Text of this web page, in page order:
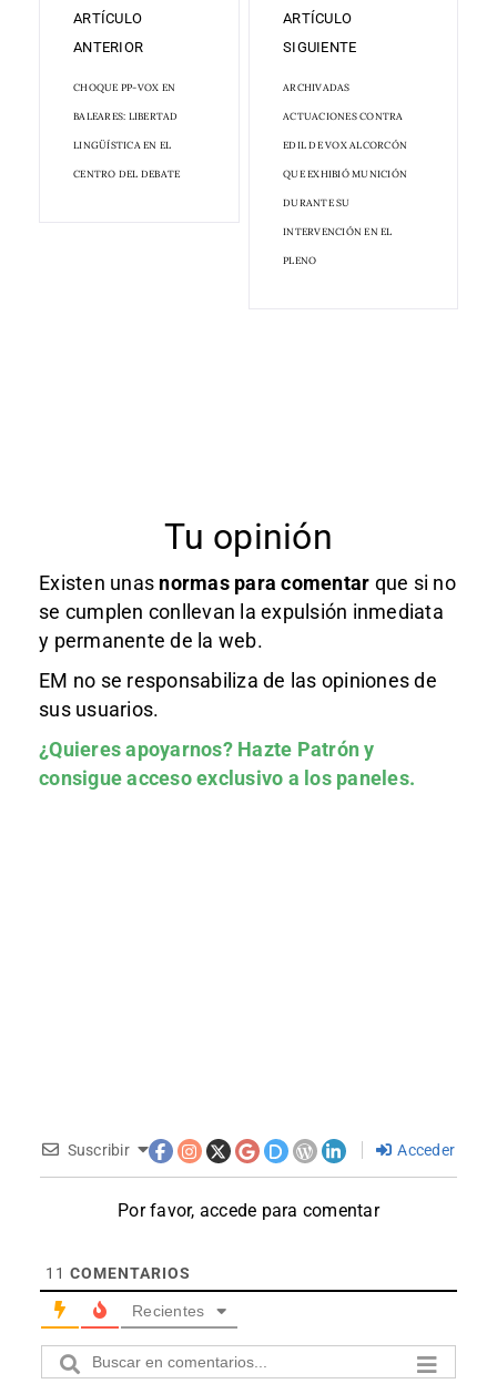
ARTÍCULO
ANTERIOR
CHOQUE PP-VOX EN
BALEARES: LIBERTAD
LINGÜÍSTICA EN EL
CENTRO DEL DEBATE
ARTÍCULO
SIGUIENTE
ARCHIVADAS
ACTUACIONES CONTRA
EDIL DE VOX ALCORCÓN
QUE EXHIBIÓ MUNICIÓN
DURANTE SU
INTERVENCIÓN EN EL
PLENO
Tu opinión
Existen unas normas para comentar que si no
se cumplen conllevan la expulsión inmediata
y permanente de la web.
EM no se responsabiliza de las opiniones de
sus usuarios.
¿Quieres apoyarnos? Hazte Patróny
consigue acceso exclusivo a los paneles.
Suscribir Acceder
Por favor, accede para comentar
11 COMENTARIOS
Recientes